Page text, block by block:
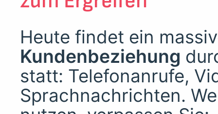
Heute findet ein
Kundenbeziehung
statt: Telefonanrufe,
Sprachnachrichten.